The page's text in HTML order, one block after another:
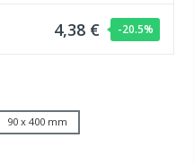
4,38 € -20.5%
90 x 400 mm